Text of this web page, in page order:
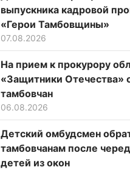
выпускника кадровой
«Герои Тамбовщины»
07.08.2026
На прием к прокурору
«Защитники Отечества»
тамбовчан
06.08.2026
Детский омбудсмен
тамбовчанам после
детей из окон